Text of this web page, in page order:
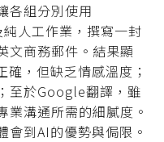
各組分別使用
人工作業，撰寫一封
文商務郵件。結果顯
，但缺乏情感溫度；
至於Google翻譯，雖
業溝通所需的細膩度。
會到AI的優勢與侷限。